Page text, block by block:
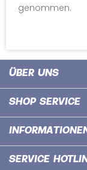
genommen.
ÜBER UNS
SHOP SERVICE
SERVICE